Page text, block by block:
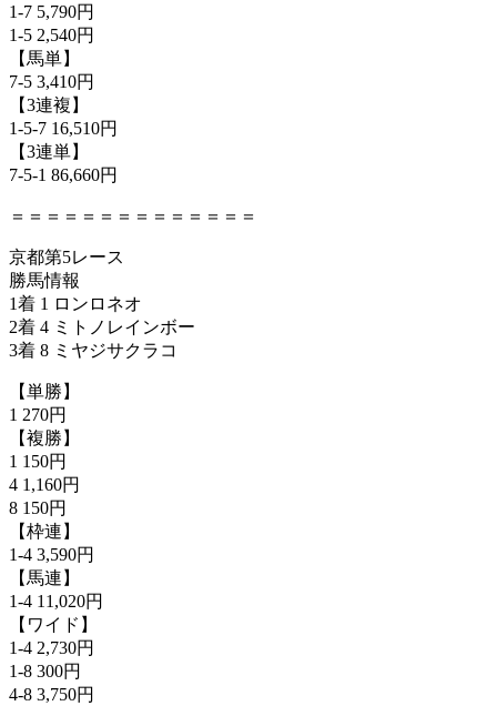
1-7 5,790円
1-5 2,540円
【馬単】
7-5 3,410円
【3連複】
1-5-7 16,510円
【3連単】
7-5-1 86,660円
＝＝＝＝＝＝＝＝＝＝＝＝＝＝
京都第5レース
勝馬情報
1着 1 ロンロネオ
2着 4 ミトノレインボー
3着 8 ミヤジサクラコ
【単勝】
1 270円
【複勝】
1 150円
4 1,160円
8 150円
【枠連】
1-4 3,590円
【馬連】
1-4 11,020円
【ワイド】
1-4 2,730円
1-8 300円
4-8 3,750円